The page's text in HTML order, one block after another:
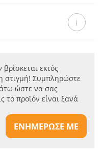
εκτός
στιγμή! Συμπληρώστε
ώστε να σας
το προϊόν είναι ξανά
ΕΝΗΜΕΡΩΣΕ ΜΕ